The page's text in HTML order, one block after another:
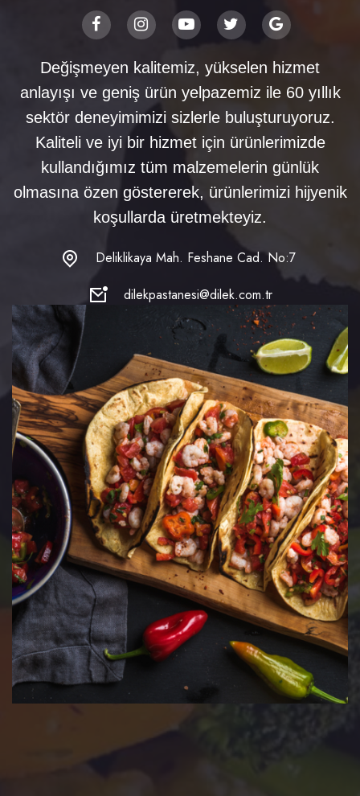
Değişmeyen kalitemiz, yükselen hizmet
anlayışı ve geniş ürün yelpazemiz ile 60 yıllık
sektör deneyimimizi sizlerle buluşturuyoruz.
Kaliteli ve iyi bir hizmet için ürünlerimizde
kullandığımız tüm malzemelerin günlük
olmasına özen göstererek, ürünlerimizi hijyenik
koşullarda üretmekteyiz.
Deliklikaya Mah. Feshane Cad. No:7
dilekpastanesi@dilek.com.tr
Copyright © 2022 Dilek.com.tr Tüm Hakları Saklıdır.